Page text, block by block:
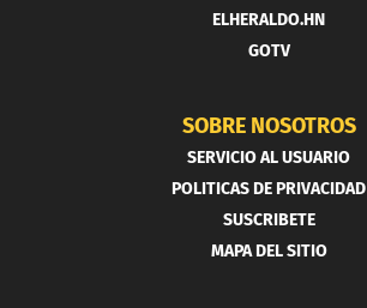
ELHERALDO.HN
GOTV
SOBRE NOSOTROS
SERVICIO AL USUARIO
POLITICAS DE PRIVACIDAD
SUSCRIBETE
MAPA DEL SITIO